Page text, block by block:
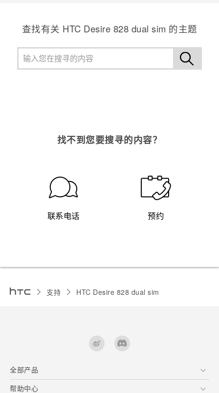
查找有关 HTC Desire 828 dual sim 的主题
找不到您要搜寻的内容？
联系电话 预约
支持 HTC Desire 828 dual sim‎
全部产品
区块链智能手机
帮助中心